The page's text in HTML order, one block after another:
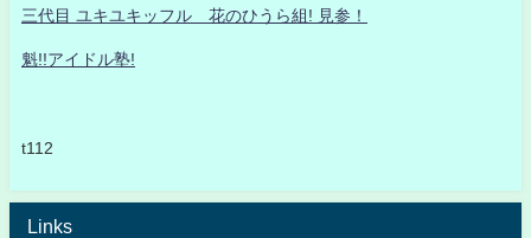
三代目 ユキユキッフル 花のひうら組! 見参！
魁!!アイドル塾!
t112
Links